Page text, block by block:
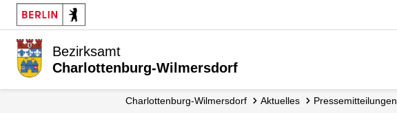
Bezirksamt
Charlottenburg-Wilmersdorf
Charlottenburg-Wilmersdorf Aktuelles Presse­mitteilungen